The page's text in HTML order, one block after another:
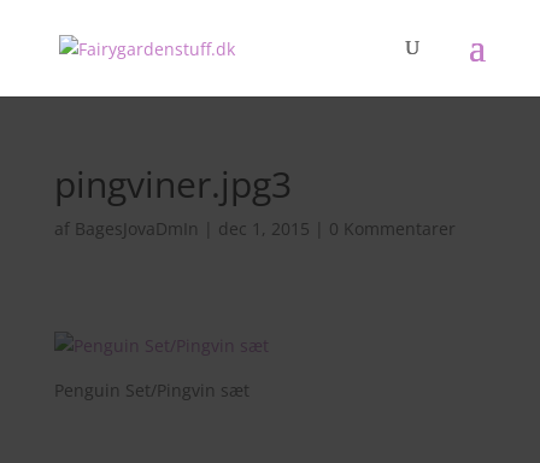
pingviner.jpg3
af BagesJovaDmIn dec 1, 2015 0 Kommentarer
Penguin Set/Pingvin sæt